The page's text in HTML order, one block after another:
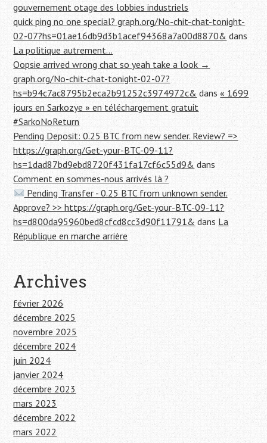
gouvernement otage des lobbies industriels
quick ping no one special? graph.org/No-chit-chat-tonight-
02-07?hs=01ae16db9d3b1acef94368a7a00d8870& dans
La politique autrement…
Oopsie arrived wrong chat so yeah take a look →
graph.org/No-chit-chat-tonight-02-07?
hs=b94c7ac8795b2eca2b91252c3974972c& dans« 1699
jours en Sarkozye » en téléchargement gratuit
#SarkoNoReturn
Pending Deposit: 0.25 BTC from new sender. Review? =>
https://graph.org/Get-your-BTC-09-11?
hs=1dad87bd9ebd8720f431fa17cf6c55d9& dans
Comment en sommes-nous arrivés là ?
Pending Transfer - 0.25 BTC from unknown sender.
Approve? >> https://graph.org/Get-your-BTC-09-11?
hs=d800da95960bed8cfcd8cc3d90f11791& dans La
République en marche arrière
Archives
février 2026
décembre 2025
novembre 2025
décembre 2024
juin 2024
janvier 2024
décembre 2023
mars 2023
décembre 2022
mars 2022